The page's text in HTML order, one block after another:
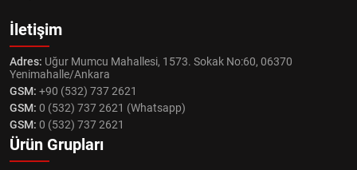
İletişim
Adres: Uğur Mumcu Mahallesi, 1573. Sokak No:60, 06370
Yenimahalle/Ankara
GSM: +90 (532) 737 2621
GSM: 0 (532) 737 2621 (Whatsapp)
GSM: 0 (532) 737 2621
Ürün Grupları